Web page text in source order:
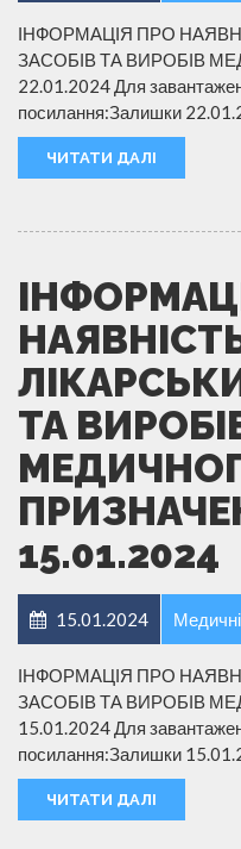
ІНФОРМАЦІЯ ПРО
ЗАСОБІВ ТА ВИРОБІВ
22.01.2024 Для
посилання:Залишки
ЧИТАТИ ДАЛІ
ТА
15.01.2024
15.01.2024
ІНФОРМАЦІЯ ПРО
ЗАСОБІВ ТА ВИРОБІВ
15.01.2024 Для
посилання:Залишки
ЧИТАТИ ДАЛІ